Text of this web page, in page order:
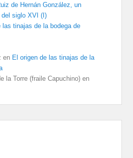
de Hernán González, un
del siglo XVI (I)
las tinajas de la bodega de
en El origen de las tinajas de la
la Torre (fraile Capuchino) en